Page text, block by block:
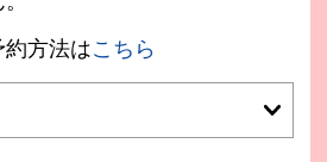
方法はこちら